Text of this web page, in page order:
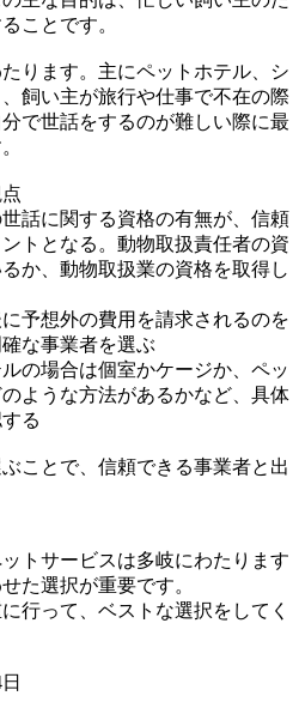
ことです。
ります。主にペットホテル、シ
飼い主が旅行や仕事で不在の際
で世話をするのが難しい際に最
話に関する資格の有無が、信頼
トとなる。動物取扱責任者の資
か、動物取扱業の資格を取得し
予想外の費用を請求されるのを
な事業者を選ぶ
の場合は個室かケージか、ペッ
ような方法があるかなど、具体
る
ことで、信頼できる事業者と出
トサービスは多岐にわたります
た選択が重要です。
行って、ベストな選択をしてく